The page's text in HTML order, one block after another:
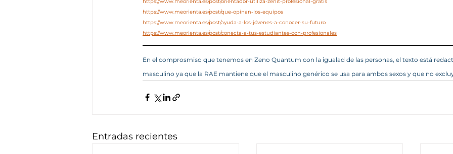
https://www.meorienta.es/post/que-opinan-los-equipos
https://www.meorienta.es/post/ayuda-a-los-jóvenes-a-conocer-su-futuro
https://www.meorienta.es/post/conecta-a-tus-estudiantes-con-profesionales
En el comprosmiso que tenemos en Zeno Quantum con la igualad de las personas, el texto está
masculino ya que la RAE mantiene que el masculino genérico se usa para ambos sexos y que no
Entradas recientes